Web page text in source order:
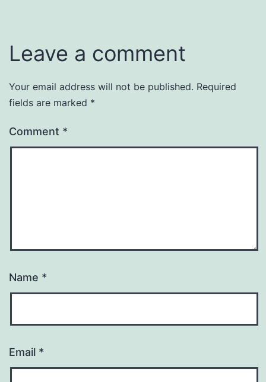
Leave a comment
Your email address will not be published. Required
fields are marked *
Comment *
Name *
Email *